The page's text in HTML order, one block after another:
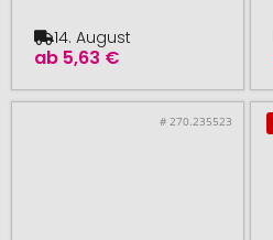
ab 5,63 €
14. August
# 270.235523